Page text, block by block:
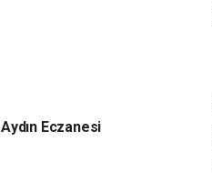
Aydın Eczanesi